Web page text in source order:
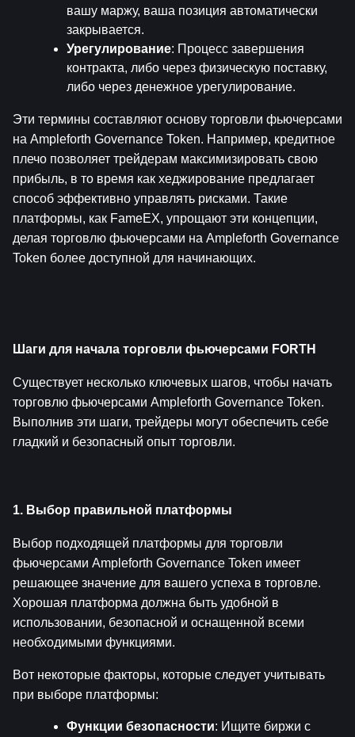
вашу маржу, ваша позиция автоматически
закрывается.
Урегулирование: Процесс завершения
контракта, либо через физическую поставку,
либо через денежное урегулирование.
Эти термины составляют основу торговли фьючерсами
на Ampleforth Governance Token. Например, кредитное
плечо позволяет трейдерам максимизировать свою
прибыль, в то время как хеджирование предлагает
способ эффективно управлять рисками. Такие
платформы, как FameEX, упрощают эти концепции,
делая торговлю фьючерсами на Ampleforth Governance
Token более доступной для начинающих.
Шаги для начала торговли фьючерсами FORTH
Существует несколько ключевых шагов, чтобы начать
торговлю фьючерсами Ampleforth Governance Token.
Выполнив эти шаги, трейдеры могут обеспечить себе
гладкий и безопасный опыт торговли.
1. Выбор правильной платформы
Выбор подходящей платформы для торговли
фьючерсами Ampleforth Governance Token имеет
решающее значение для вашего успеха в торговле.
Хорошая платформа должна быть удобной в
использовании, безопасной и оснащенной всеми
необходимыми функциями.
Вот некоторые факторы, которые следует учитывать
при выборе платформы:
Функции безопасности: Ищите биржи с